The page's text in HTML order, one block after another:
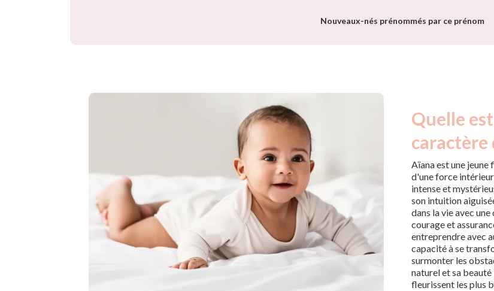
Nouveaux-nés prénommés par ce prénom
Quelle
caractère
Aïana est une
d'une force
intense et
son intuition
dans la vie avec
courage et
entreprendre avec
capacité à se
surmonter les
naturel et sa
fleurissent les plus